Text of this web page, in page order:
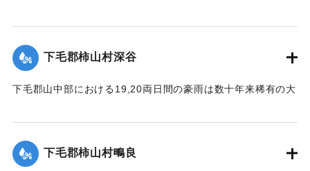
｜固有コード:00275064
下毛郡柿山村深谷
下毛郡山中部における19,20両日間の豪雨は数十年来稀有の大
なった。
【出典：大分新聞 大正12年6月23日朝刊7面】
下毛郡柿山村鴫良